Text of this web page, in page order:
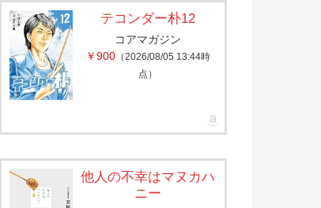
テコンダー朴12
コアマガジン
￥900（2026/08/05 13:44時
点）
他人の不幸はマヌカハ
ニー